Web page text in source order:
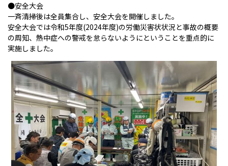
●安全大会
一斉清掃後は全員集合し、安全大会を開催しました。
安全大会では令和5年度(2024年度)の労働災害状状況と事故の概要
の周知、熱中症への警戒を怠らないようにということを重点的に
実施しました。